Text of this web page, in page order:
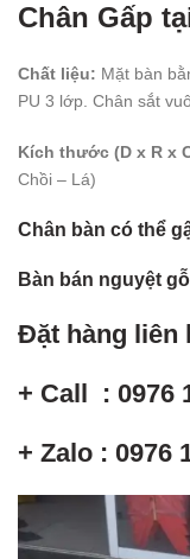
Chân Gấp
Chất liệu: Mặt bàn
PU 3 lớp. Chân sắt
Kích thước (D x R x
Chồi – Lá)
Chân bàn có thể
Bàn bán nguyệt
Đặt hàng liên
+ Call : 0976
+ Zalo : 0976